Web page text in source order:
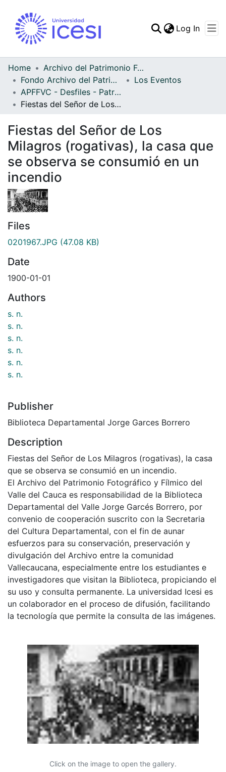
Statistics
Log In
Home
Archivo del Patrimonio Fotográfico y Fílmico del Valle del Cauca
Fondo Archivo del Patrimonio Fotográfico y Fílmico del Valle del Cauca
Los Eventos
APFFVC - Desfiles - Patrimonial
Fiestas del Señor de Los Milagros (rogativas), la casa que se observa se consumió en un incendio
Fiestas del Señor de Los
Milagros (rogativas), la casa que
se observa se consumió en un
incendio
Files
0201967.JPG (47.08 KB)
Date
1900-01-01
Authors
s. n.
s. n.
s. n.
s. n.
s. n.
s. n.
Publisher
Biblioteca Departamental Jorge Garces Borrero
Description
Fiestas del Señor de Los Milagros (rogativas), la casa
que se observa se consumió en un incendio.
El Archivo del Patrimonio Fotográfico y Fílmico del
Valle del Cauca es responsabilidad de la Biblioteca
Departamental del Valle Jorge Garcés Borrero, por
convenio de cooperación suscrito con la Secretaria
del Cultura Departamental, con el fin de aunar
esfuerzos para su conservación, preservación y
divulgación del Archivo entre la comunidad
Vallecaucana, especialmente entre los estudiantes e
investigadores que visitan la Biblioteca, propiciando el
su uso y consulta permanente. La universidad Icesi es
un colaborador en el proceso de difusión, facilitando
la tecnología que permite la consulta de las imágenes.
Click on the image to open the gallery.